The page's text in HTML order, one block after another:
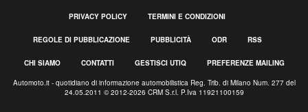
PRIVACY POLICY TERMINI E CONDIZIONI
REGOLE DI PUBBLICAZIONE PUBBLICITÀ ODR RSS
CHI SIAMO CONTATTI GESTISCI UTIQ PREFERENZE MAILING
Automoto.it - quotidiano di informazione automobilistica Reg. Trib. di Milano Num. 277 del
24.05.2011 © 2012-2026 CRM S.r.l. P.Iva 11921100159